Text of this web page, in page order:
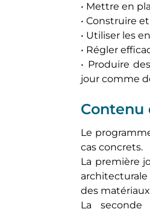
• Mettre en
• Construire
• Utiliser les
• Régler
• Produire
jour comme
Contenu
Le
cas concrets.
La première
des
La seconde